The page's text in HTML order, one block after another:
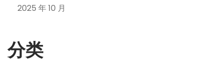
2025 年 10 月
分类